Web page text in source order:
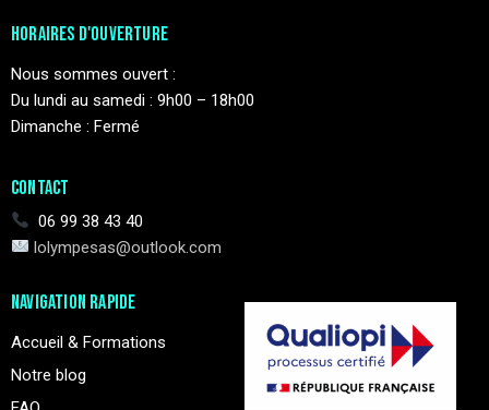
HORAIRES D'OUVERTURE
Nous sommes ouvert :
Du lundi au samedi : 9h00 – 18h00
Dimanche : Fermé
CONTACT
06 99 38 43 40
lolympesas@outlook.com
NAVIGATION RAPIDE
Accueil & Formations
Notre blog